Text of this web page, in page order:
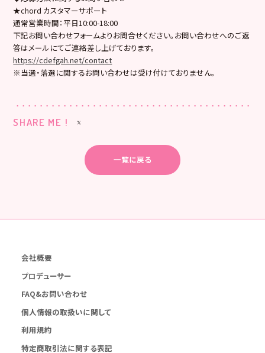
★chord カスタマーサポート
通常営業時間：平日10:00-18:00
下記お問い合わせフォームよりお問合せください。お問い合わせへのご返
答はメールにてご連絡差し上げております。
https://cdefgah.net/contact
※当選・落選に関するお問い合わせは受け付けておりません。
SHARE ME !
一覧に戻る
会社概要
プロデューサー
FAQ&お問い合わせ
個人情報の取扱いに関して
利用規約
特定商取引法に関する表記